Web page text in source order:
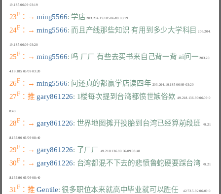
19.185 06/09 03:19
23F ：→ ming5566: 学店 203.204.19.185 06/09 03:19
24F ：→ ming5566: 而且产线那些知识 有用到多少大学科目 203.204.
19.185 06/09 03:20
25F ：→ ming5566: 吗 ㄏㄏ 有些去买书来自己背一背 ai问一 203.20
26F ：→ ming5566: 问还真的都赢学店读四年 203.204.19.185 06/09 03:20
27F ：推 gary861226: 1楼每次提到台湾都愤世嫉俗欸
  49.218.136.90 06/09 0
8:40
28F ：→ gary861226: 世界地图摊开投胎到台湾已经算前段班
  49.21
29F ：→ gary861226: 了ㄏㄏ
30F ：→ gary861226: 台湾都混不下去的悲愤鲁蛇硬要踩台湾
  49.21
31F ：推 Gentile: 很多职位本来就高中毕业就可以胜任
     42.72.5.92 06/09 0